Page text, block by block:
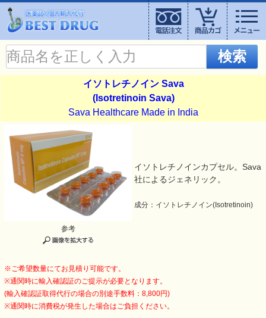
検索
イソトレチノイン Sava
(Isotretinoin Sava)
Sava Healthcare Made in India
イソトレチノインカプセル。Sava
社によるジェネリック。
成分：イソトレチノイン(Isotretinoin)
参考
※ご希望数量にてお見積り可能です。
※通関時に輸入確認証のご提示が必要となります。
(輸入確認証取得代行の場合の別途手数料：8,800円)
※通関時に消費税が発生した場合はご負担ください。